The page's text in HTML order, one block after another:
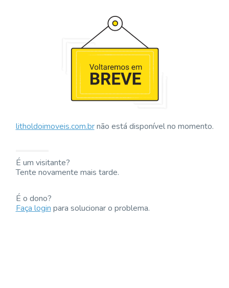
litholdoimoveis.com.brnão está disponível no momento.
É um visitante?
Tente novamente mais tarde.
É o dono?
Faça loginpara solucionar o problema.